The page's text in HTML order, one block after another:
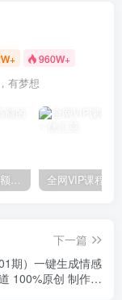
960W+
有梦想
加入VIP会员,享高额的推广提成
下一篇
期）一键生成情感
100%原创 制作简